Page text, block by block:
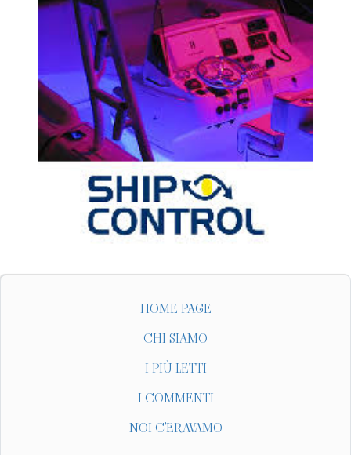
HOME PAGE
CHI SIAMO
I PIÙ LETTI
I COMMENTI
NOI C'ERAVAMO